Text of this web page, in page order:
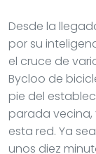
Desde la
por su
el cruce de
Bycloo de
pie del
parada
esta red. Ya
unos diez